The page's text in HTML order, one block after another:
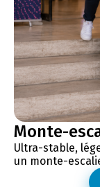
Monte-
Ultra-stable,
un monte-